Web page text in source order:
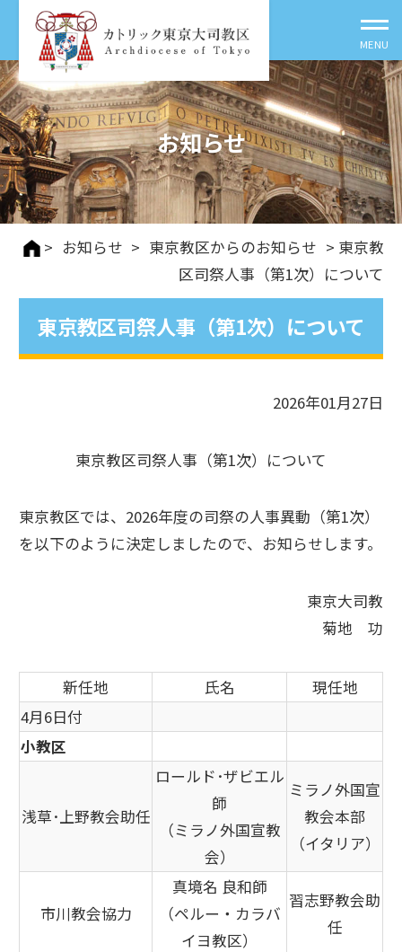
お知らせ
> お知らせ > 東京教区からのお知らせ > 東京教
区司祭人事（第1次）について
東京教区司祭人事（第1次）について
2026年01月27日
東京教区司祭人事（第1次）について
東京教区では、2026年度の司祭の人事異動（第1次）
を以下のように決定しましたので、お知らせします。
東京大司教
菊地 功
新任地 氏名
現任地
4月6日付
小教区
浅草･上野教会助任
ロールド･ザビエル
師
（ミラノ外国宣教
会）
ミラノ外国宣
教会本部
（イタリア）
市川教会協力
真境名 良和師
（ペルー・カラバ
イヨ教区）
習志野教会助
任